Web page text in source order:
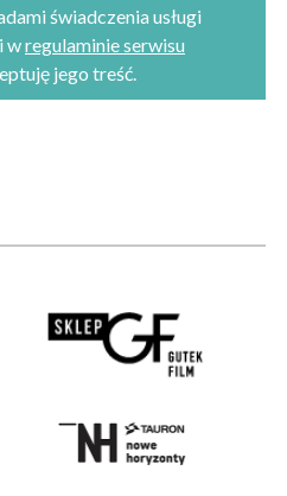
świadczenia usługi
wregulaminie serwisu
jego treść.